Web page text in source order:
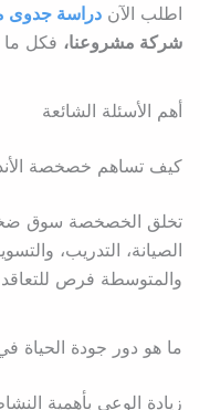
اطلب الآن دراسة جدوى
شركة مشروعنا،فكل ما
أهم الأسئلة الشائعة
كيف تساهم خصخصة
تخلق الخصخصة سوق ضخم
الصيانة، التدريب،
والمتوسطة فرص للتعاقد
ما هو دور جودة الحياة
زيادة الوعي بأهمية